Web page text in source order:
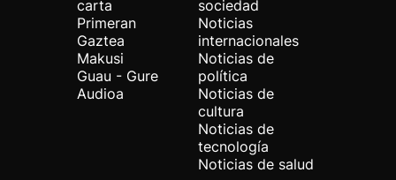
carta
Primeran
Gaztea
Makusi
Guau - Gure
Audioa
sociedad
Noticias
internacionales
Noticias de
política
Noticias de
cultura
Noticias de
tecnología
Noticias de salud